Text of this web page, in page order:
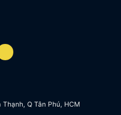
Q Tân Phú, HCM